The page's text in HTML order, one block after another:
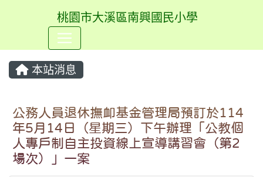
桃園市大溪區南興國民小學
本站消息
公務人員退休撫卹基金管理局預訂於114
年5月14日（星期三）下午辦理「公教個
人專戶制自主投資線上宣導講習會（第2
場次）」一案